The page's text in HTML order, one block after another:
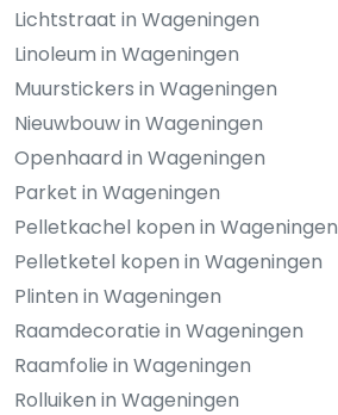
Lichtstraat in Wageningen
Linoleum in Wageningen
Muurstickers in Wageningen
Nieuwbouw in Wageningen
Openhaard in Wageningen
Parket in Wageningen
Pelletkachel kopen in Wageningen
Pelletketel kopen in Wageningen
Plinten in Wageningen
Raamdecoratie in Wageningen
Raamfolie in Wageningen
Rolluiken in Wageningen